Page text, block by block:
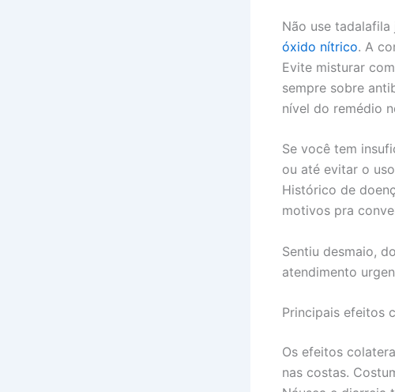
Não use
óxido nítrico. A
Evite misturar
sempre sobre
nível do remédio
Se você tem
ou até evitar o
Histórico de
motivos pra
Sentiu desmaio,
atendimento
Principais efeitos
Os efeitos
nas costas.